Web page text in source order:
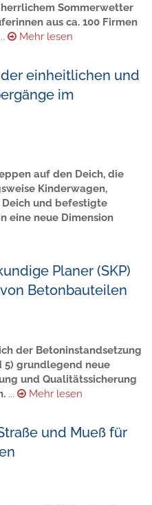
herrlichem Sommerwetter
aus ca. 100 Firmen
... Mehr lesen
einheitlichen und
im
auf den Deich, die
Kinderwagen,
und befestigte
eine neue Dimension
Planer (SKP)
Betonbauteilen
der Betoninstandsetzung
5) grundlegend neue
und Qualitätssicherung
... Mehr lesen
und Mueß für